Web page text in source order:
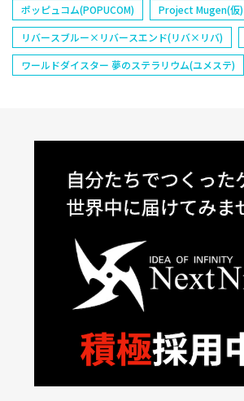
ポッピュコム(POPUCOM)
Project Mugen(仮)
リバースブルー×リバースエンド(リバ×リバ)
ワールドダイスター 夢のステラリウム(ユメステ)